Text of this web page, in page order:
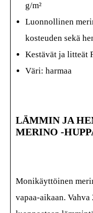
g/m²
Luonnollinen
kosteuden sekä
Kestävät ja litteät
Väri: harmaa
LÄMMIN JA
MERINO -
Monikäyttöinen
vapaa-aikaan.